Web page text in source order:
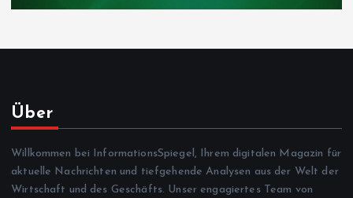
Über
Willkommen bei InformationsSpiegel, Ihrem digitalen Magazin für
aktuelle Nachrichten und tiefgehende Analysen aus der Welt der
Wirtschaft und des Geschäfts. Unser engagiertes Team von